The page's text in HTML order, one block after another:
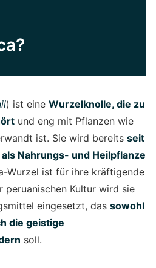
) ist eine Wurzelknolle, die zu
und eng mit Pflanzen wie
ist. Sie wird bereits seit
Nahrungs- und Heilpflanze
Wurzel ist für ihre kräftigende
peruanischen Kultur wird sie
eingesetzt, das sowohl
die geistige
soll.